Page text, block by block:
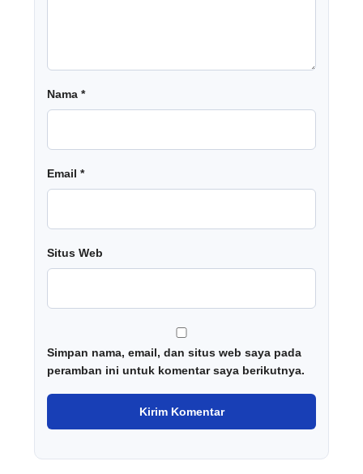
Nama *
Email *
Situs Web
Simpan nama, email, dan situs web saya pada
peramban ini untuk komentar saya berikutnya.